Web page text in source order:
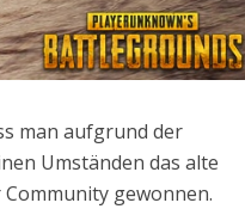
man aufgrund der
Umständen das alte
gewonnen.